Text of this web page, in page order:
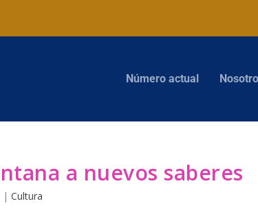
Número actual
a nuevos saberes
|Cultura